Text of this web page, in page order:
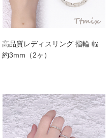
高品質レディスリング 指輪 幅
約3mm（2ヶ）